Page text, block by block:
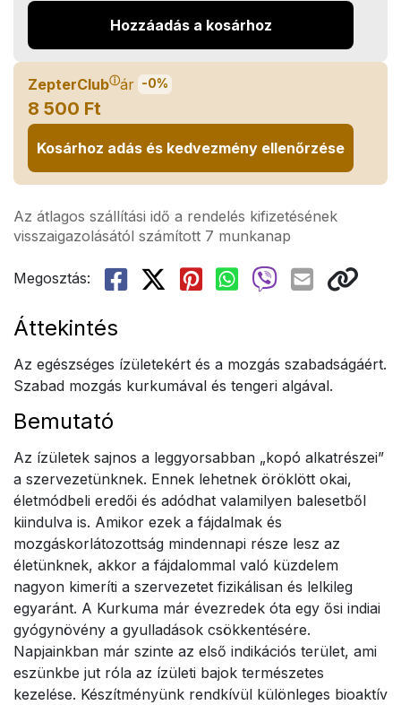
Hozzáadás a kosárhoz
ZepterClubⓘár -0%
8 500 Ft
Kosárhoz adás és kedvezmény ellenőrzése
Az átlagos szállítási idő a rendelés kifizetésének
visszaigazolásától számított 7 munkanap
Megosztás:
Áttekintés
Az egészséges ízületekért és a mozgás szabadságáért.
Szabad mozgás kurkumával és tengeri algával.
Bemutató
Az ízületek sajnos a leggyorsabban „kopó alkatrészei”
a szervezetünknek. Ennek lehetnek öröklött okai,
életmódbeli eredői és adódhat valamilyen balesetből
kiindulva is. Amikor ezek a fájdalmak és
mozgáskorlátozottság mindennapi része lesz az
életünknek, akkor a fájdalommal való küzdelem
nagyon kimeríti a szervezetet fizikálisan és lelkileg
egyaránt. A Kurkuma már évezredek óta egy ősi indiai
gyógynövény a gyulladások csökkentésére.
Napjainkban már szinte az első indikációs terület, ami
eszünkbe jut róla az ízületi bajok természetes
kezelése. Készítményünk rendkívül különleges bioaktív